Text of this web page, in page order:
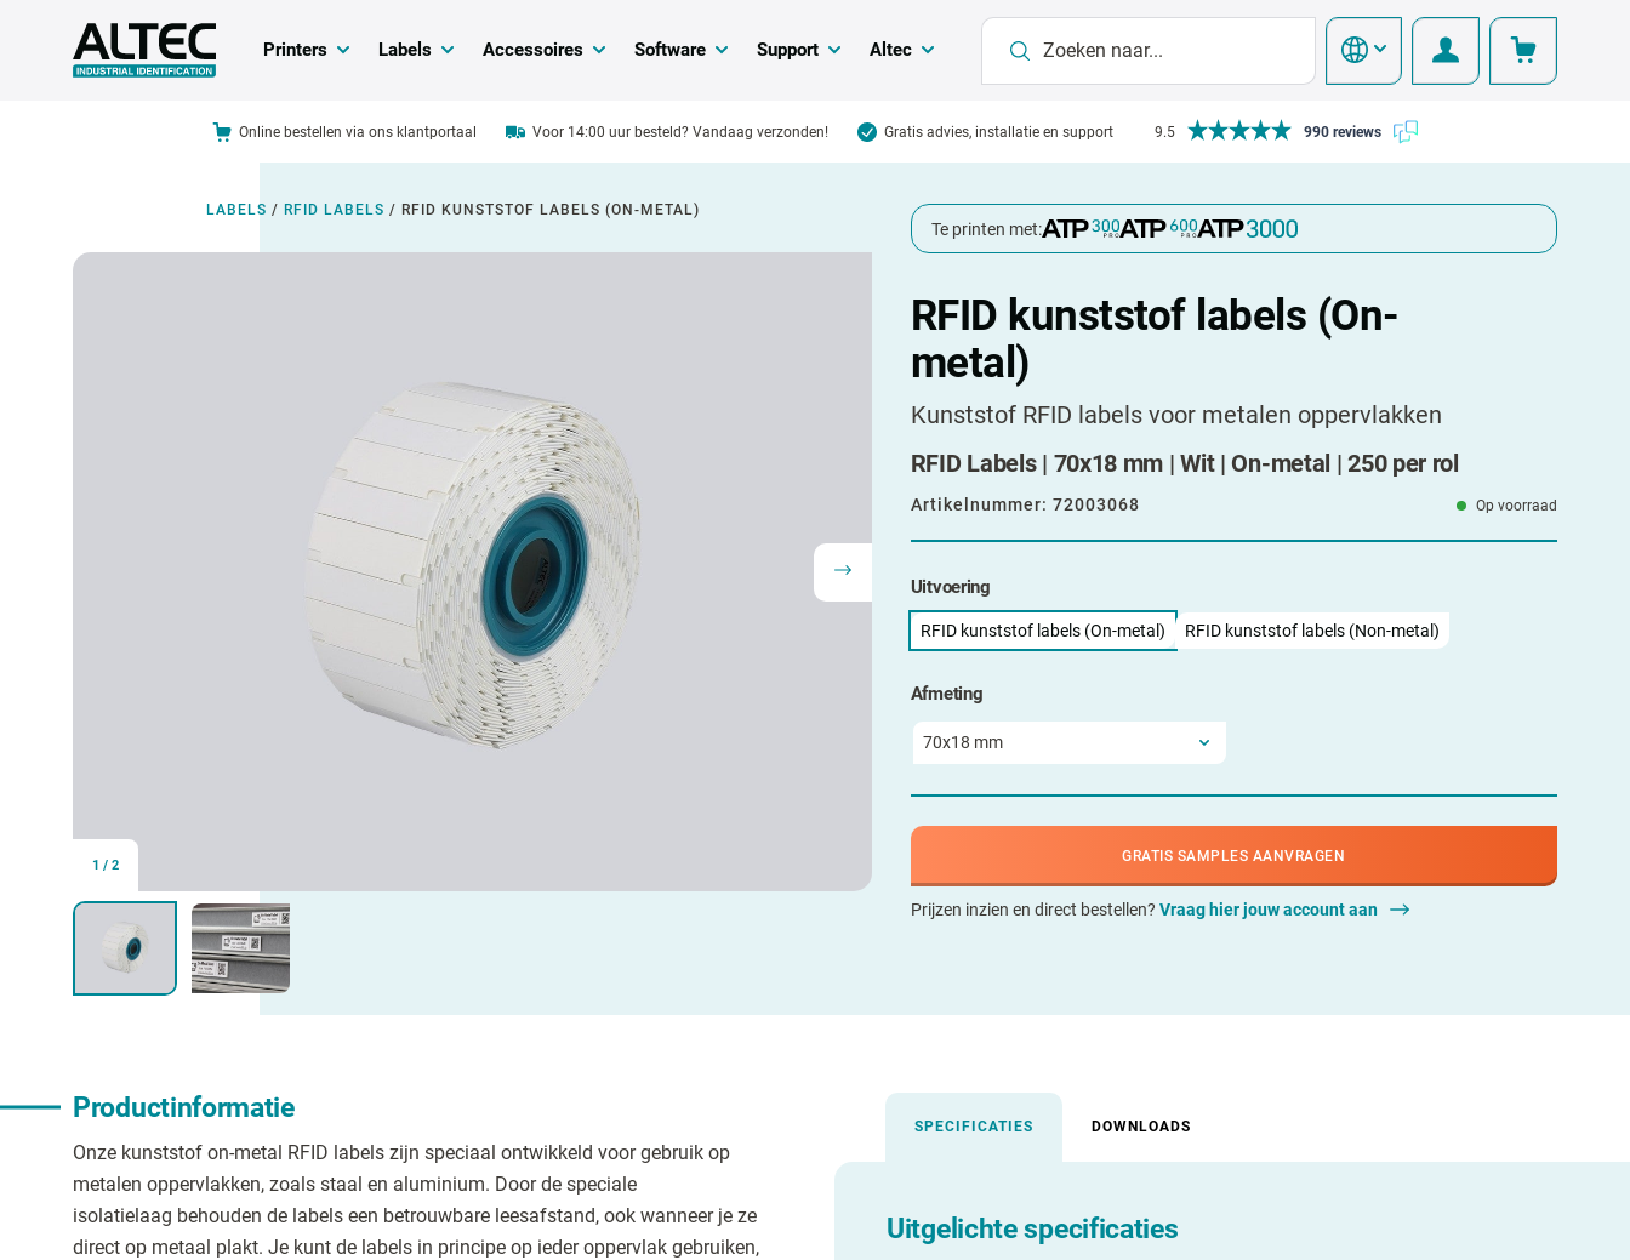
Printers Labels Accessoires Software Support Altec
Online bestellen via ons klantportaal Voor 14:00 uur besteld? Vandaag verzonden! Gratis advies, installatie en support 9.5 990 reviews
LABELS / RFID LABELS / RFID KUNSTSTOF LABELS (ON-METAL)
1 / 2
Te printen met:
RFID kunststof labels (On-
metal)
Kunststof RFID labels voor metalen oppervlakken
RFID Labels | 70x18 mm | Wit | On-metal | 250 per rol
Artikelnummer: 72003068 Op voorraad
Uitvoering
RFID kunststof labels (On-metal) RFID kunststof labels (Non-metal)
Afmeting
GRATIS SAMPLES AANVRAGEN
Prijzen inzien en direct bestellen? Vraag hier jouw account aan
Productinformatie
Onze kunststof on-metal RFID labels zijn speciaal ontwikkeld voor gebruik op
metalen oppervlakken, zoals staal en aluminium. Door de speciale
isolatielaag behouden de labels een betrouwbare leesafstand, ook wanneer je ze
direct op metaal plakt. Je kunt de labels in principe op ieder oppervlak gebruiken,
SPECIFICATIES DOWNLOADS
Uitgelichte specificaties